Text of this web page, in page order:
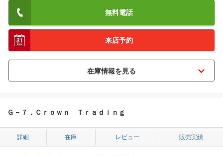
無料電話
来店予約
Ｇ－７．Ｃｒｏｗｎ Ｔｒａｄｉｎｇ
詳細 在庫 レビュー 販売実績